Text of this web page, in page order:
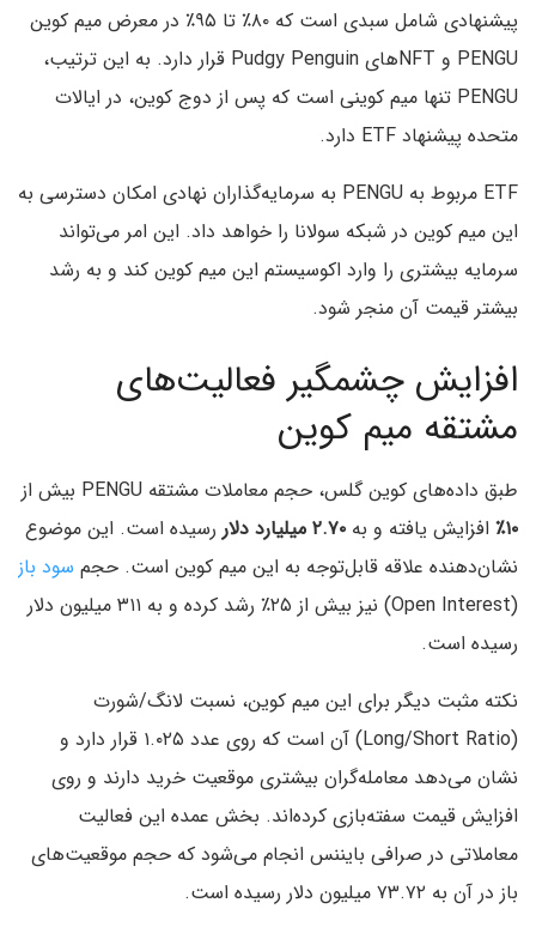
پیشنهادی شامل سبدی است که ۸۰٪ تا ۹۵٪ در معرض میم کوین
PENGU و NFTهای Pudgy Penguin قرار دارد. به این ترتیب،
PENGU تنها میم کوینی است که پس از دوج کوین، در ایالات
متحده پیشنهاد ETF دارد.
ETF مربوط به PENGU به سرمایه‌گذاران نهادی امکان دسترسی به
این میم کوین در شبکه سولانا را خواهد داد. این امر می‌تواند
سرمایه بیشتری را وارد اکوسیستم این میم کوین کند و به رشد
بیشتر قیمت آن منجر شود.
افزایش چشمگیر فعالیت‌های
مشتقه میم کوین
طبق داده‌های کوین گلس، حجم معاملات مشتقه PENGU بیش از
۱۰٪ افزایش یافته و به
رسیده است. این موضوع
نشان‌دهنده علاقه قابل‌توجه به این میم کوین است. حجم سود باز
(Open Interest) نیز بیش از ۲۵٪ رشد کرده و به ۳۱۱ میلیون دلار
رسیده است.
نکته مثبت دیگر برای این میم کوین، نسبت لانگ/شورت
(Long/Short Ratio) آن است که روی عدد ۱.۰۲۵ قرار دارد و
نشان می‌دهد معامله‌گران بیشتری موقعیت خرید دارند و روی
افزایش قیمت سفته‌بازی کرده‌اند. بخش عمده این فعالیت
معاملاتی در صرافی بایننس انجام می‌شود که حجم موقعیت‌های
باز در آن به ۷۳.۷۲ میلیون دلار رسیده است.